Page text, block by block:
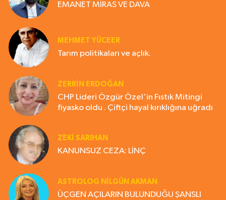
EMANET MİRAS VE DAVA
MEHMET YÜCEER
Tarım politikaları ve açlık.
ZERRIN ERDOĞAN
CHP Lideri Özgür Özel'in Fıstık Mitingi
fiyasko oldu . Çiftçi hayal kırıklığına uğradı
ZEKI SARIHAN
KANUNSUZ CEZA: LİNÇ
ASTROLOG NILGÜN AKMAN
ÜÇGEN AÇILARIN BULUNDUĞU ŞANSLI